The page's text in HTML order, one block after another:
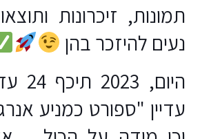
תמונות, זיכרונות
נעים להיזכר בהן
עדיין "ספורט כמניע